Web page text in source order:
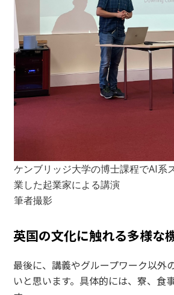
ケンブリッジ大学の博士課程でAI系
業した起業家による講演
筆者撮影
英国の文化に触れる多様な
最後に、講義やグループワーク以外
いと思います。具体的には、寮、食